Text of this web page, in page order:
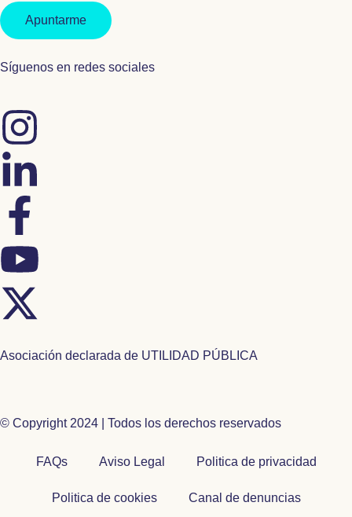
Apuntarme
Síguenos en redes sociales
Asociación declarada de UTILIDAD PÚBLICA
© Copyright 2024 | Todos los derechos reservados
FAQs Aviso Legal Politica de privacidad
Politica de cookies Canal de denuncias